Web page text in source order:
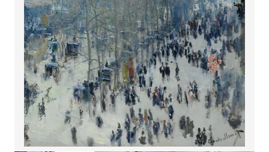
گوستاو کلیمت